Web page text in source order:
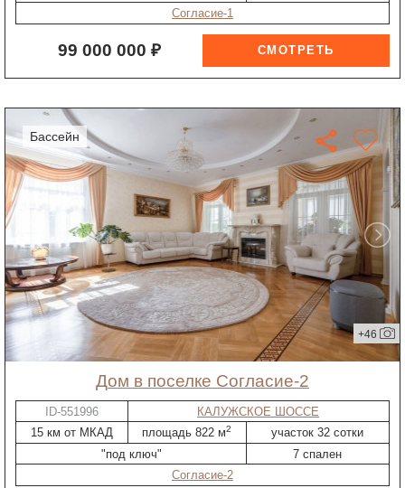
Согласие-1
99 000 000 ₽
бассейн
+46
дом в поселке Согласие-2
ID-551996
КАЛУЖСКОЕ ШОССЕ
15 км от МКАД
площадь 822 м2
участок 32 сотки
"под ключ"
7 спален
Согласие-2